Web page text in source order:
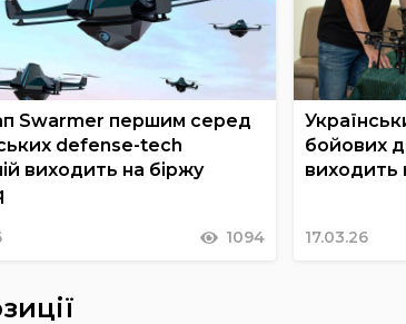
Swarmer першим серед
defense-tech
виходить на біржу
1094
бойових
виходить
17.03.26